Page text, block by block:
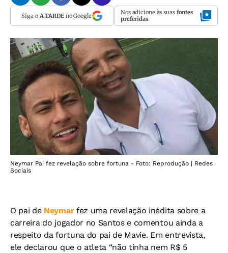
Siga o A TARDEno Google Nos adicione às suas fontes
preferidas
Neymar Pai fez revelação sobre fortuna - Foto: Reprodução | Redes
Sociais
O pai de Neymarfez uma revelação inédita sobre a
carreira do jogador no Santos e comentou ainda a
respeito da fortuna do pai de Mavie. Em entrevista,
ele declarou que o atleta “não tinha nem R$ 5